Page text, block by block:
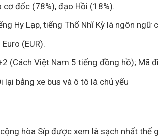
cơ đốc (78%), đạo Hồi (18%).
Hy Lạp, tiếng Thổ Nhĩ Kỳ là ngôn ngữ
(EUR).
(Cách Việt Nam 5 tiếng đồng hồ); Mã
lại bằng xe bus và ô tô là chủ yếu
hòa Síp được xem là sạch nhất thế